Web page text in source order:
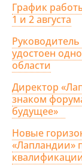
График
1 и 2 августа
удостоен
области
Директор
знаком
будущее»
Новые
«Лапландии»